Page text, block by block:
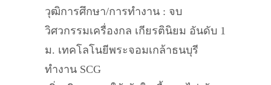
วุฒิการศึกษา/การทำงาน : จบ
วิศวกรรมเครื่องกล เกียรตินิยม อันดับ 1
ม. เทคโลโนยีพระจอมเกล้าธนบุรี
ทำงาน SCG